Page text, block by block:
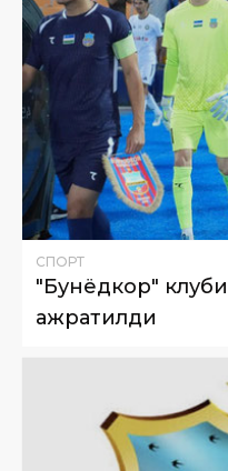
СПОРТ
"Бунёдкор"
ажратилди